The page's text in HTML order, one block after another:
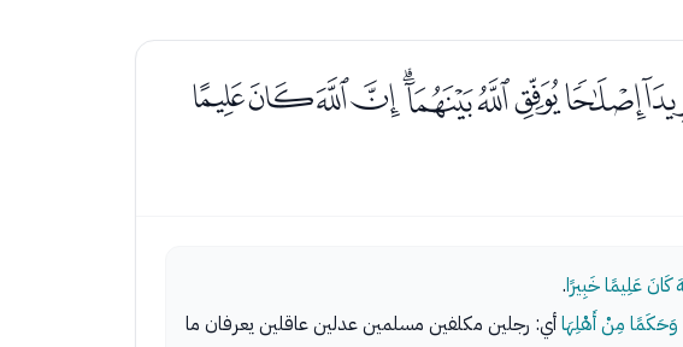
عَلِيمًا خَبِيرًا.
وَحَكَمًا مِنْ أَهْلِهَاأي: رجلين مكلفين مسلمين عدلين عاقلين يعرفان ما